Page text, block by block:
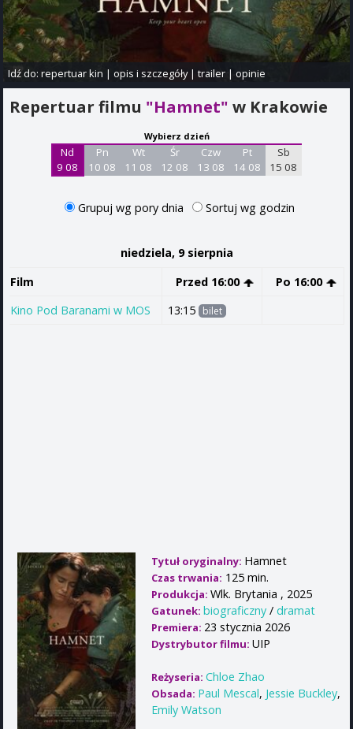
Idź do:repertuar kin |opis i szczegóły|trailer |opinie
Repertuar filmu "Hamnet" w Krakowie
Wybierz dzień
Nd
9 08
Pn
10 08
Wt
11 08
Śr
12 08
Czw
13 08
Pt
14 08
Sb
15 08
Grupuj wg pory dnia Sortuj wg godzin
niedziela, 9 sierpnia
Film
Przed 16:00
Po 16:00
Kino Pod Baranami w MOS
13:15 bilet
Tytuł oryginalny: Hamnet
Czas trwania: 125 min.
Produkcja: Wlk. Brytania , 2025
Gatunek: biograficzny / dramat
Premiera: 23 stycznia 2026
Dystrybutor filmu: UIP
Reżyseria: Chloe Zhao
Obsada: Paul Mescal, Jessie Buckley,
Emily Watson